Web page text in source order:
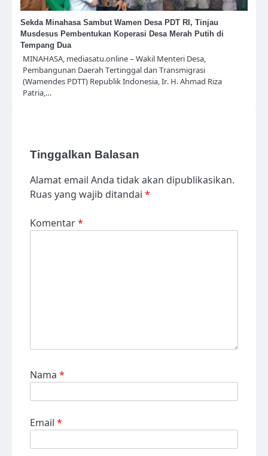
Sekda Minahasa Sambut Wamen Desa PDT RI, Tinjau
Musdesus Pembentukan Koperasi Desa Merah Putih di
Tempang Dua
MINAHASA, mediasatu.online – Wakil Menteri Desa,
Pembangunan Daerah Tertinggal dan Transmigrasi
(Wamendes PDTT) Republik Indonesia, Ir. H. Ahmad Riza
Patria,…
Tinggalkan Balasan
Alamat email Anda tidak akan dipublikasikan.
Ruas yang wajib ditandai *
Komentar*
Nama *
Email *